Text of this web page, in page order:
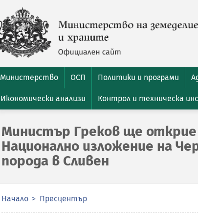
Министерство ОСП Политики и програми
Икономически анализи Контрол и техническа
Министър Греков ще
Национално изложение на
порода в Сливен
Начало Пресцентър